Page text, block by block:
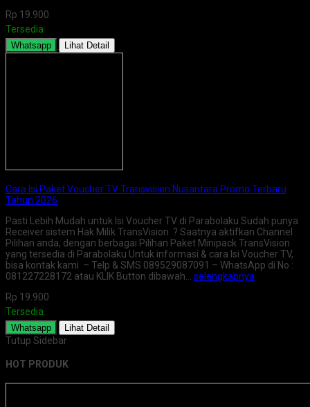
Rp 19.900
Tersedia
Whatsapp Lihat Detail
Cara Isi Paket Voucher TV Transvision Nusantara Promo Terbaru
Tahun 2026
Pasti Lebih Mudah untuk Isi Voucher TV di Parabolaku Sudah punya
Receiver sistem Hak Milik TransVision ? Saatnya aktifkan Channel
Pilihan anda, dengan berbagai Pilihan Paket Minipack TransVision
yang tersedia di Parabolaku Untuk informasi & cara Isi Voucher TV,
bisa kontak kami – Telp & SMS 089529087091 – WhatsApp di No :
081227228172 atau KLIK Button dibawah… selengkapnya
Rp 19.900
Tersedia
Whatsapp Lihat Detail
Tutup Sidebar
HOT PRODUK